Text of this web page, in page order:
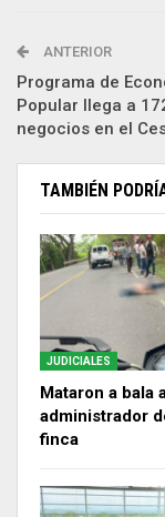
ANTERIOR
Programa de
Popular llega a
negocios en el
TAMBIÉN
JUDICIALES
Mataron a bala
administrador
finca